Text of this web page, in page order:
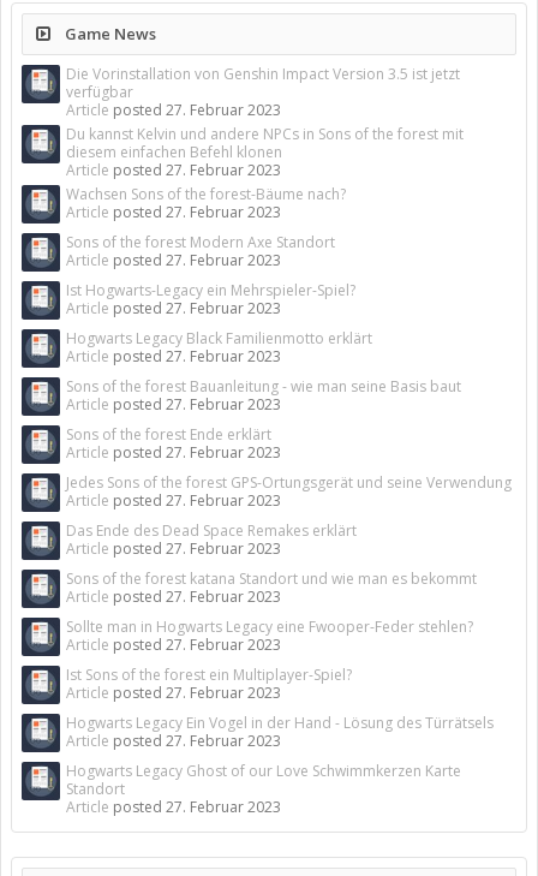
Game News
Die Vorinstallation von Genshin Impact Version 3.5 ist jetzt
verfügbar
Article posted 27. Februar 2023
Du kannst Kelvin und andere NPCs in Sons of the forest mit
diesem einfachen Befehl klonen
Article posted 27. Februar 2023
Wachsen Sons of the forest-Bäume nach?
Article posted 27. Februar 2023
Sons of the forest Modern Axe Standort
Article posted 27. Februar 2023
Ist Hogwarts-Legacy ein Mehrspieler-Spiel?
Article posted 27. Februar 2023
Hogwarts Legacy Black Familienmotto erklärt
Article posted 27. Februar 2023
Sons of the forest Bauanleitung - wie man seine Basis baut
Article posted 27. Februar 2023
Sons of the forest Ende erklärt
Article posted 27. Februar 2023
Jedes Sons of the forest GPS-Ortungsgerät und seine Verwendung
Article posted 27. Februar 2023
Das Ende des Dead Space Remakes erklärt
Article posted 27. Februar 2023
Sons of the forest katana Standort und wie man es bekommt
Article posted 27. Februar 2023
Sollte man in Hogwarts Legacy eine Fwooper-Feder stehlen?
Article posted 27. Februar 2023
Ist Sons of the forest ein Multiplayer-Spiel?
Article posted 27. Februar 2023
Hogwarts Legacy Ein Vogel in der Hand - Lösung des Türrätsels
Article posted 27. Februar 2023
Hogwarts Legacy Ghost of our Love Schwimmkerzen Karte
Standort
Article posted 27. Februar 2023